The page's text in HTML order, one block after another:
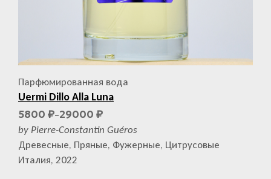
Парфюмированная вода
Uermi Dillo Alla Luna
5800 ₽–29000 ₽
by Pierre-Constantin Guéros
Древесные, Пряные, Фужерные, Цитрусовые
Италия, 2022